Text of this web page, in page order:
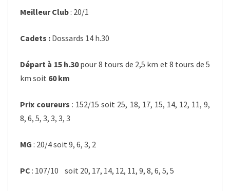
Meilleur Club: 20/1
Cadets : Dossards 14 h.30
Départ à 15 h.30pour 8 tours de 2,5 km et 8 tours de 5
km soit 60 km
Prix coureurs : 152/15 soit 25, 18, 17, 15, 14, 12, 11, 9,
8, 6, 5, 3, 3, 3, 3
MG : 20/4 soit 9, 6, 3, 2
PC : 107/10 soit 20, 17, 14, 12, 11, 9, 8, 6, 5, 5